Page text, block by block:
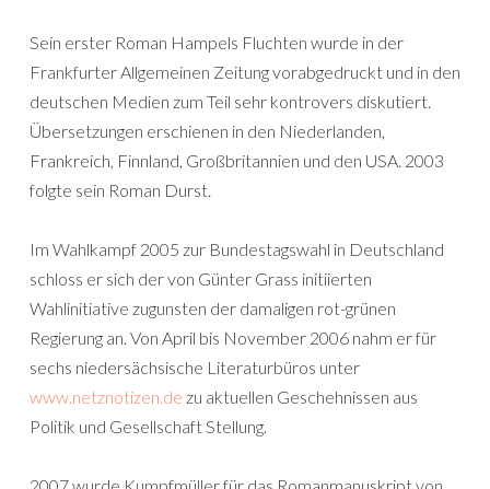
Sein erster Roman Hampels Fluchten wurde in der
Frankfurter Allgemeinen Zeitung vorabgedruckt und in den
deutschen Medien zum Teil sehr kontrovers diskutiert.
Übersetzungen erschienen in den Niederlanden,
Frankreich, Finnland, Großbritannien und den USA. 2003
folgte sein Roman Durst.
Im Wahlkampf 2005 zur Bundestagswahl in Deutschland
schloss er sich der von Günter Grass initiierten
Wahlinitiative zugunsten der damaligen rot-grünen
Regierung an. Von April bis November 2006 nahm er für
sechs niedersächsische Literaturbüros unter
www.netznotizen.de zu aktuellen Geschehnissen aus
Politik und Gesellschaft Stellung.